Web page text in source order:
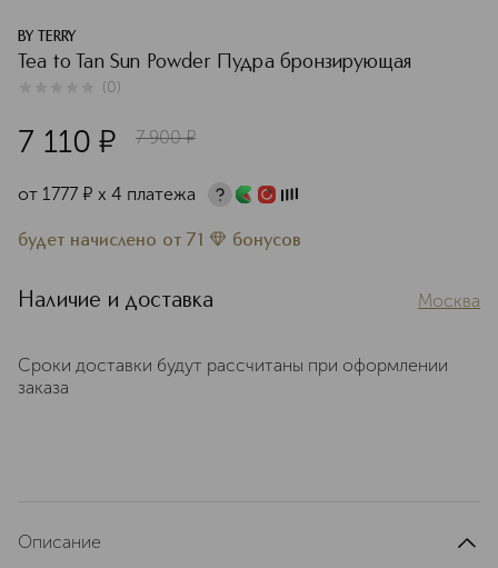
BY TERRY
Tea to Tan Sun Powder Пудра бронзирующая
(0)
7 110 ¤ 7 900 ¤
от 1777 ¤ х 4 платежа
будет начислено от 71 бонусов
Наличие и доставка Москва
Сроки доставки будут рассчитаны при оформлении
заказа
Описание